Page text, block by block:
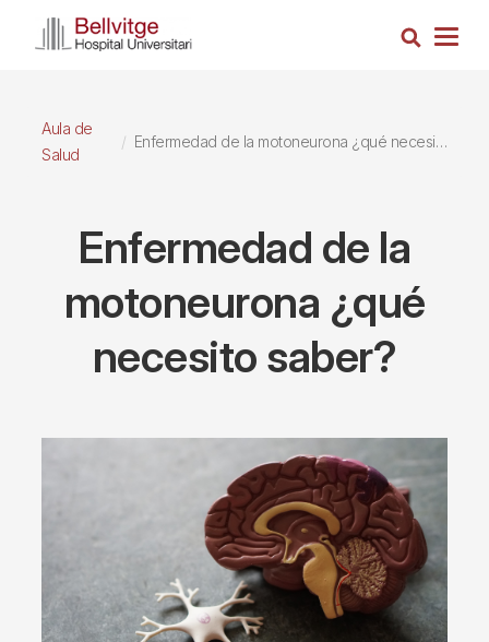
Busca
Aula de
Salud
Enfermedad de la motoneurona ¿qué necesito saber?
Enfermedad de la
motoneurona ¿qué
necesito saber?